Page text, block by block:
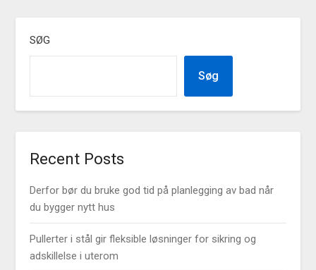
SØG
Søg
Recent Posts
Derfor bør du bruke god tid på planlegging av bad når
du bygger nytt hus
Pullerter i stål gir fleksible løsninger for sikring og
adskillelse i uterom